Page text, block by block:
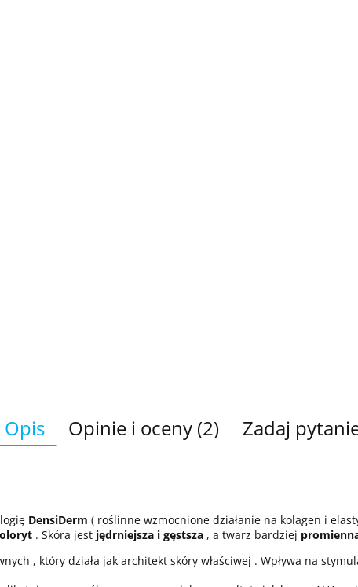
Opis Opinie i oceny (2) Zadaj
DensiDerm ( roślinne wzmocnione działanie na kolagen i
. Skóra jest jędrniejsza i gęstsza , a twarz bardziej
, który działa jak architekt skóry właściwej . Wpływa na